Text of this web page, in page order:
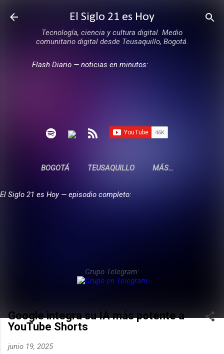
Ir al contenido principal
El Siglo 21 es Hoy
Tecnología, ciencia y cultura digital. Medio
comunitario digital desde Teusaquillo, Bogotá.
Flash Diario — noticias en minutos:
BOGOTÁ TEUSAQUILLO MÁS…
El Siglo 21 es Hoy — episodio completo:
Grupo Telegram:
Google integra su IA más potente a
YouTube Shorts
junio 19, 2025